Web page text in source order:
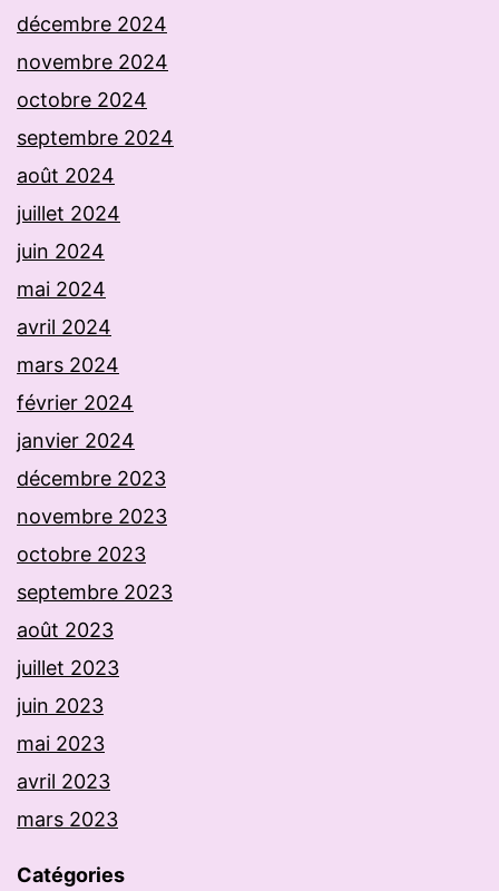
décembre 2024
novembre 2024
octobre 2024
septembre 2024
août 2024
juillet 2024
juin 2024
mai 2024
avril 2024
mars 2024
février 2024
janvier 2024
décembre 2023
novembre 2023
octobre 2023
septembre 2023
août 2023
juillet 2023
juin 2023
mai 2023
avril 2023
mars 2023
Catégories